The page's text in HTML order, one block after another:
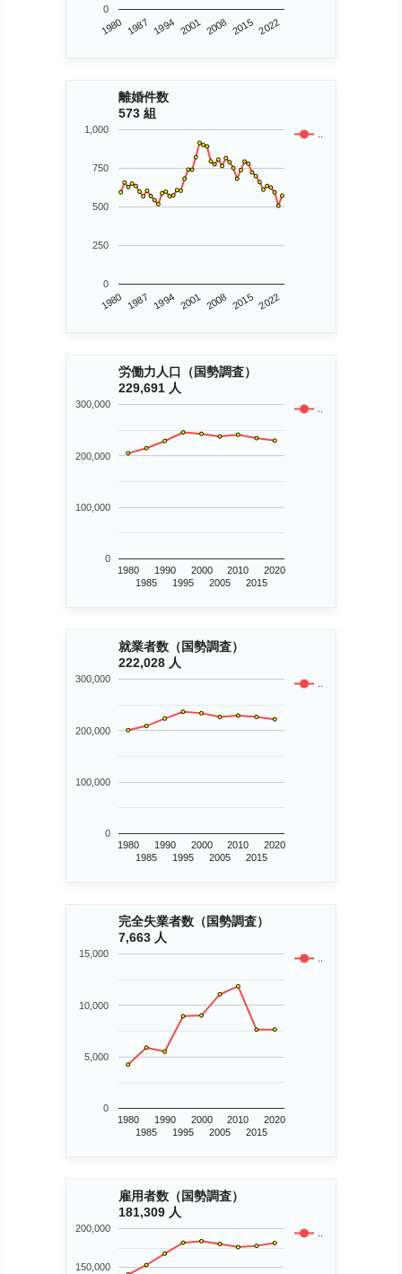
1980 1987 1994 2001 2008 2015 2022
0
離婚件数
573 組
..
1980 1987 1994 2001 2008 2015 2022
0
250
500
750
1,000
労働力人口（国勢調査）
229,691 人
..
1980
1985
1990
1995
2000
2005
2010
2015
2020
0
100,000
200,000
300,000
就業者数（国勢調査）
222,028 人
..
1980
1985
1990
1995
2000
2005
2010
2015
2020
0
100,000
200,000
300,000
完全失業者数（国勢調査）
7,663 人
..
1980
1985
1990
1995
2000
2005
2010
2015
2020
0
5,000
10,000
15,000
雇用者数（国勢調査）
181,309 人
..
150,000
200,000